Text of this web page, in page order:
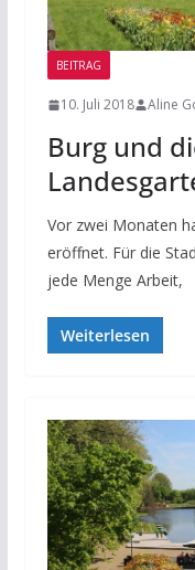
BEITRAG
10. Juli 2018 Aline
Burg und
Vor zwei Monaten
eröffnet. Für die
jede Menge Arbeit,
Weiterlesen